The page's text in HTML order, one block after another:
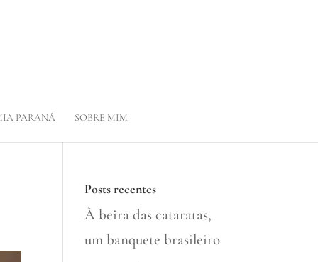
PARANÁ SOBRE MIM
Posts recentes
À beira das cataratas,
um banquete brasileiro